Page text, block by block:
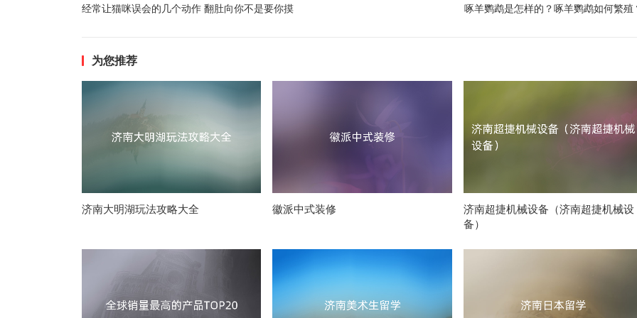
经常让猫咪误会的几个动作 翻肚向你不是要你摸 啄羊鹦鹉是怎样的？啄羊鹦鹉如何繁殖
为您推荐
济南大明湖玩法攻略大全 徽派中式装修
济南超捷机械设备（济南超捷机械设
备）